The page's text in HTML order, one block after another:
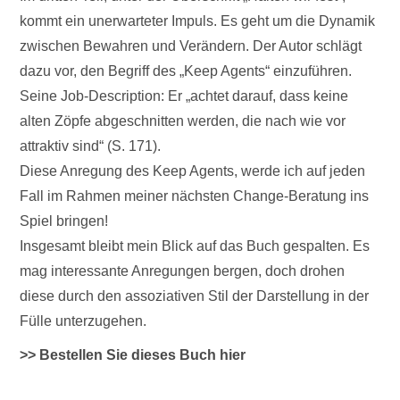
kommt ein unerwarteter Impuls. Es geht um die Dynamik
zwischen Bewahren und Verändern. Der Autor schlägt
dazu vor, den Begriff des „Keep Agents“ einzuführen.
Seine Job-Description: Er „achtet darauf, dass keine
alten Zöpfe abgeschnitten werden, die nach wie vor
attraktiv sind“ (S. 171).
Diese Anregung des Keep Agents, werde ich auf jeden
Fall im Rahmen meiner nächsten Change-Beratung ins
Spiel bringen!
Insgesamt bleibt mein Blick auf das Buch gespalten. Es
mag interessante Anregungen bergen, doch drohen
diese durch den assoziativen Stil der Darstellung in der
Fülle unterzugehen.
>> Bestellen Sie dieses Buch hier